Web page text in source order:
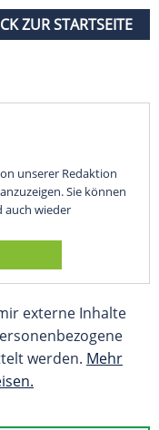
ZUR STARTSEITE
unserer Redaktion
Sie können
auch wieder
externe Inhalte
werden. Mehr